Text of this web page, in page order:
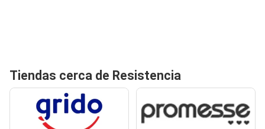
Tiendas cerca de Resistencia